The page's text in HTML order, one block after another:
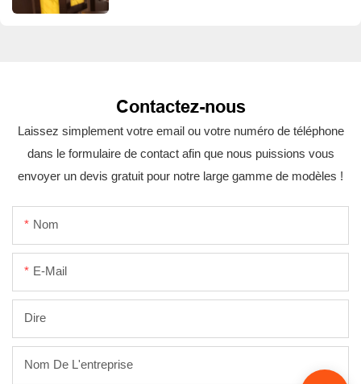
Contactez-nous
Laissez simplement votre email ou votre numéro de téléphone
dans le formulaire de contact afin que nous puissions vous
envoyer un devis gratuit pour notre large gamme de modèles !
Nom
E-Mail
Dire
Nom De L'entreprise